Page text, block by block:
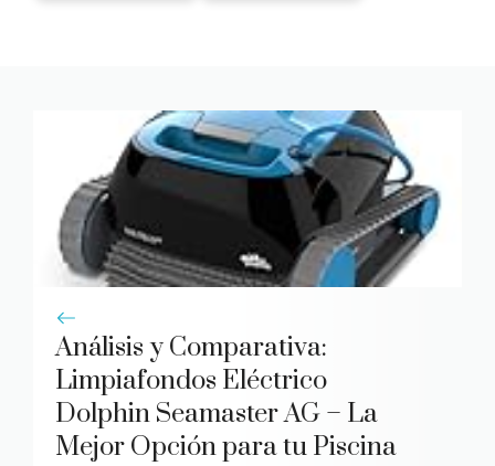
Análisis y Comparativa:
Limpiafondos Eléctrico
Dolphin Seamaster AG – La
Mejor Opción para tu Piscina